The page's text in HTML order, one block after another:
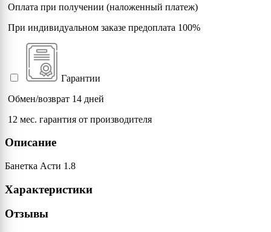
Оплата при получении (наложенный платеж)
При индивидуальном заказе предоплата 100%
Гарантии
Обмен/возврат 14 дней
12 мес. гарантия от производителя
Описание
Банетка Асти 1.8
Характеристики
Отзывы